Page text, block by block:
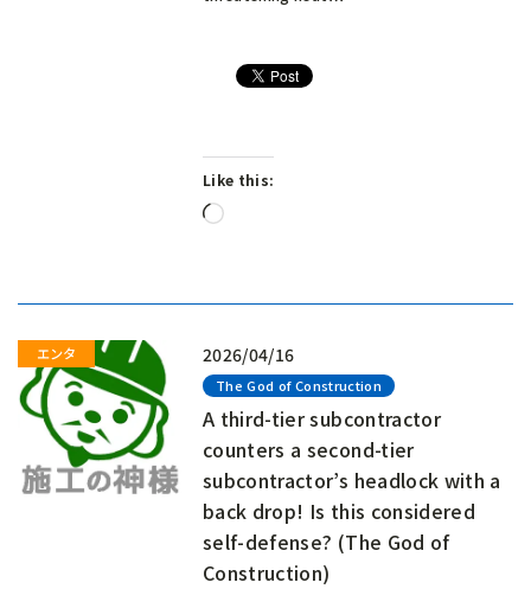
Like this:
Loading…
2026/04/16
The God of Construction
A third-tier subcontractor
counters a second-tier
subcontractor’s headlock with a
back drop! Is this considered
self-defense? (The God of
Construction)